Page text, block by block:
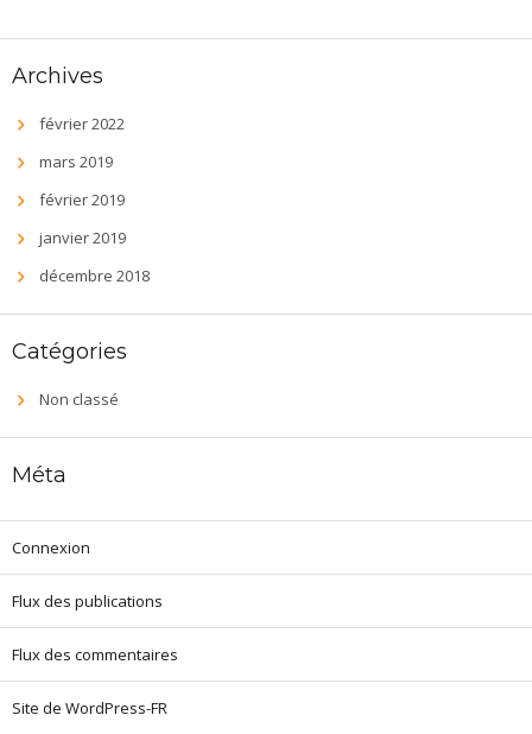
Archives
février 2022
mars 2019
février 2019
janvier 2019
décembre 2018
Catégories
Non classé
Méta
Connexion
Flux des publications
Flux des commentaires
Site de WordPress-FR